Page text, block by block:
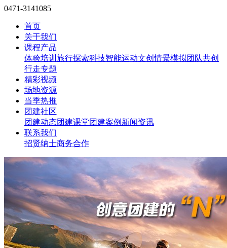
0471-3141085
首页
关于我们
课程产品
体验培训 旅行探索科技智能运动文创情景模拟团队共创
行走专题
精彩视频
场地资源
当季热推
团建社区
团建动态团建课堂团建案例 新闻资讯
联系我们
招贤纳士商务合作